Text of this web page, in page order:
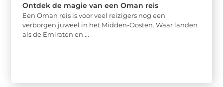
Ontdek de magie van een Oman reis
Een Oman reis is voor veel reizigers nog een
verborgen juweel in het Midden-Oosten. Waar landen
als de Emiraten en ...